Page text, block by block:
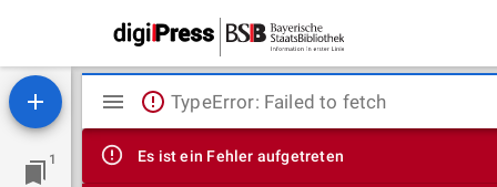
1
Mirador
Viewer
TypeError: Failed to fetch
Es ist ein Fehler aufgetreten